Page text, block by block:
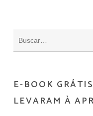
E-BOOK
LEVARAM À